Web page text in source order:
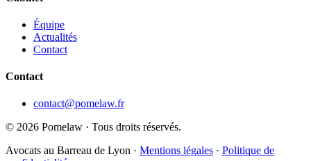
Équipe
Actualités
Contact
Contact
contact@pomelaw.fr
© 2026 Pomelaw · Tous droits réservés.
Avocats au Barreau de Lyon · Mentions légales · Politique de